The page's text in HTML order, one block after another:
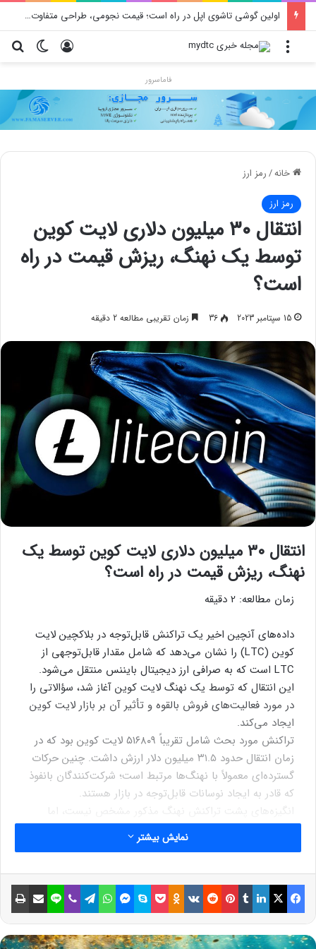
اولین گوشی تاشوی اپل در راه است؛ قیمت نجومی، طراحی متفاوت و زمان رونمایی احتمالی
تغییر ورود منو
فاماسرور
خانه/رمز ارز
رمز ارز
انتقال ۳۰ میلیون دلاری لایت کوین
توسط یک نهنگ، ریزش قیمت در راه
است؟
15 سپتامبر 2023 36 زمان تقریبی مطالعه 2 دقیقه
انتقال ۳۰ میلیون دلاری لایت کوین توسط یک
نهنگ، ریزش قیمت در راه است؟
زمان مطالعه: 2 دقیقه
داده‌های آنچین اخیر یک تراکنش قابل‌توجه در بلاکچین لایت
کوین (LTC) را نشان می‌دهد که شامل مقدار قابل‌توجهی از
LTC است که به صرافی ارز دیجیتال بایننس منتقل می‌شود.
این انتقال که توسط یک نهنگ لایت کوین آغاز شد، سؤالاتی را
در مورد فعالیت‌های فروش بالقوه و تأثیر آن‌ بر بازار لایت کوین
ایجاد می‌کند.
تراکنش مورد بحث شامل تقریباً ۵۱۶۸۰۹ لایت کوین بود که در
زمان انتقال حدود ۳۱.۵ میلیون دلار ارزش داشت. چنین حرکات
گسترده‌ای معمولاً با نهنگ‌ها مرتبط است؛ شرکت‌کنندگان بانفوذ
که قادر به ایجاد نوسانات قابل‌توجه در بازار هستند.
انگیزه‌های پشت تراکنش نهنگ مذکور مشخص نیست، اما
می‌تواند پیامدهایی بر احساسات بازار نسبت به لایت کوین
داشته باشد. این انتقال از یک کیف پول ناشناخته سرچشمه
پول شخصی نهنگ، متصل نبوده است. وجوه بین دو مقصد
تقسیم شد، یکی به سمت صرافی بایننس و دیگری به یک کیف
پول ناشناس دیگر. هدف از انتقال دوم نامشخص است و احتمالاً
برای معامله همتا به همتا یا مدیریت کیف پول بوده است.
نمایش بیشتر
فیسبوک ایکس لینکداین تامبلر پینتریست Reddit
VKontakte
Odnoklassniki پاکت اسکایپ مسنجر واتس آپ تلگرام وایبر لاین اشتراک گذاری با ایمیل